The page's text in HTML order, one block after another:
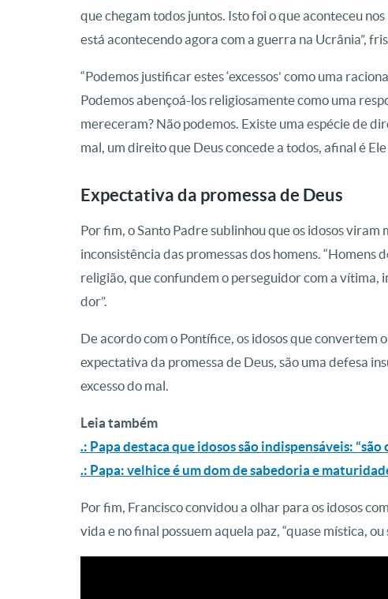
que chegam todos juntos. Isto foi o que aconteceu
está acontecendo agora com a guerra na Ucrânia”,
“Podemos justificar estes ‘excessos’ como uma
Podemos abençoá-los religiosamente como uma
mereceram? Não podemos. Existe uma espécie de
mal, um direito que Deus concede a todos, afinal é
Expectativa da promessa de Deus
Por fim, o Santo Padre sublinhou que os idosos
inconsistência das promessas dos homens. “Homens
religião, que confundem o perseguidor com a vítima,
dor”.
De acordo com o Pontífice, os idosos que convertem
expectativa da promessa de Deus, são uma defesa
excesso do mal.
Leia também
.: Papa destaca que idosos são indispensáveis:
.: Papa: velhice é um dom de sabedoria e
Por fim, Francisco convidou a olhar para os idosos
vida e no final possuem aquela paz, “quase mística,